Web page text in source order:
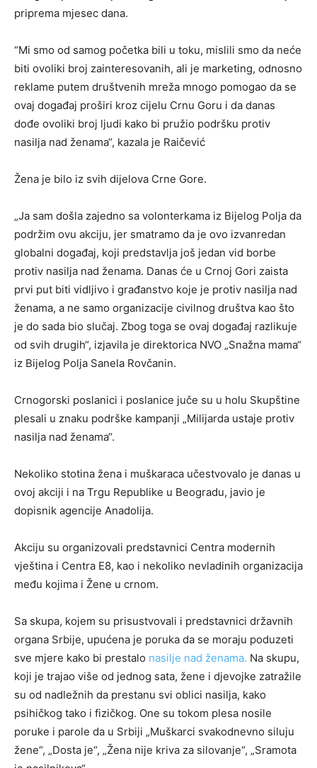
priprema mjesec dana.
“Mi smo od samog početka bili u toku, mislili smo da neće
biti ovoliki broj zainteresovanih, ali je marketing, odnosno
reklame putem društvenih mreža mnogo pomogao da se
ovaj događaj proširi kroz cijelu Crnu Goru i da danas
dođe ovoliki broj ljudi kako bi pružio podršku protiv
nasilja nad ženama“, kazala je Raičević
Žena je bilo iz svih dijelova Crne Gore.
„Ja sam došla zajedno sa volonterkama iz Bijelog Polja da
podržim ovu akciju, jer smatramo da je ovo izvanredan
globalni događaj, koji predstavlja još jedan vid borbe
protiv nasilja nad ženama. Danas će u Crnoj Gori zaista
prvi put biti vidljivo i građanstvo koje je protiv nasilja nad
ženama, a ne samo organizacije civilnog društva kao što
je do sada bio slučaj. Zbog toga se ovaj događaj razlikuje
od svih drugih“, izjavila je direktorica NVO „Snažna mama“
iz Bijelog Polja Sanela Rovčanin.
Crnogorski poslanici i poslanice juče su u holu Skupštine
plesali u znaku podrške kampanji „Milijarda ustaje protiv
nasilja nad ženama“.
Nekoliko stotina žena i muškaraca učestvovalo je danas u
ovoj akciji i na Trgu Republike u Beogradu, javio je
dopisnik agencije Anadolija.
Akciju su organizovali predstavnici Centra modernih
vještina i Centra E8, kao i nekoliko nevladinih organizacija
među kojima i Žene u crnom.
Sa skupa, kojem su prisustvovali i predstavnici državnih
organa Srbije, upućena je poruka da se moraju poduzeti
sve mjere kako bi prestalo nasilje nad ženama. Na skupu,
koji je trajao više od jednog sata, žene i djevojke zatražile
su od nadležnih da prestanu svi oblici nasilja, kako
psihičkog tako i fizičkog. One su tokom plesa nosile
poruke i parole da u Srbiji „Muškarci svakodnevno siluju
žene“, „Dosta je“, „Žena nije kriva za silovanje“, „Sramota